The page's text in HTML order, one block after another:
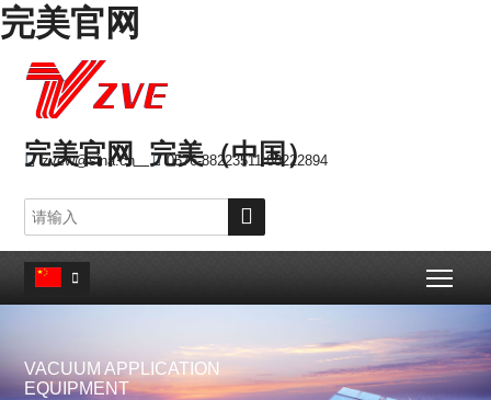
完美官网
完美官网_完美（中国）
 zvew@sina.cn  0576-88223511 88222894


VACUUM APPLICATION
EQUIPMENT